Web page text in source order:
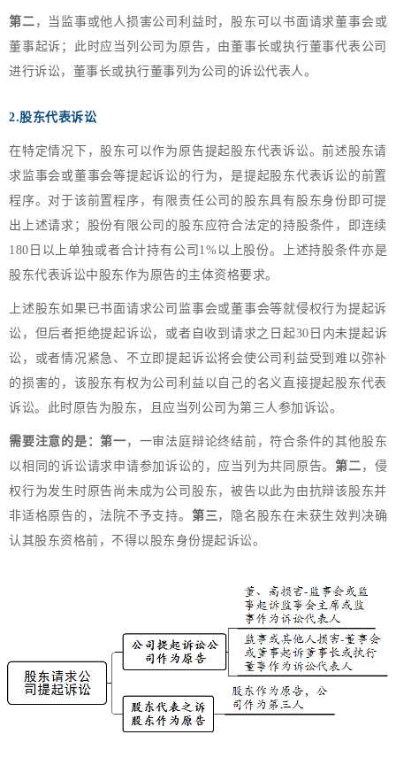
第二 ，当监事或他人损害公司利益时，股东可以书面请求董事会或
董事起诉；此时应当列公司为原告，由董事长或执行董事代表公司
进行诉讼，董事长或执行董事列为公司的诉讼代表人。
2.股东代表诉讼
在特定情况下，股东可以作为原告提起股东代表诉讼。前述股东请
求监事会或董事会等提起诉讼的行为，是提起股东代表诉讼的前置
程序。对于该前置程序，有限责任公司的股东具有股东身份即可提
出上述请求；股份有限公司的股东应符合法定的持股条件，即连续
180日以上单独或者合计持有公司1%以上股份。上述持股条件亦是
股东代表诉讼中股东作为原告的主体资格要求。
上述股东如果已书面请求公司监事会或董事会等就侵权行为提起诉
讼，但后者拒绝提起诉讼，或者自收到请求之日起30日内未提起诉
讼，或者情况紧急、不立即提起诉讼将会使公司利益受到难以弥补
的损害的，该股东有权为公司利益以自己的名义直接提起股东代表
诉讼。此时原告为股东，且应当列公司为第三人参加诉讼。
需要注意的是：第一 ，一审法庭辩论终结前，符合条件的其他股东
以相同的诉讼请求申请参加诉讼的，应当列为共同原告。第二 ，侵
权行为发生时原告尚未成为公司股东，被告以此为由抗辩该股东并
非适格原告的，法院不予支持。 第三 ，隐名股东在未获生效判决确
认其股东资格前，不得以股东身份提起诉讼。